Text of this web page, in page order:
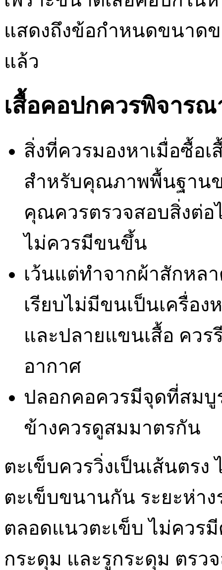
แสดงถึงข้อกำหนดขนาด
แล้ว
เสื้อคอปกควรพิจารณ
สิ่งที่ควรมองหาเมื่อซื้อ
สำหรับคุณภาพพื้นฐานข
คุณควรตรวจสอบสิ่งต่อ
ไม่ควรมีขนขึ้น
เว้นแต่ทำจากผ้าสักหล
เรียบไม่มีขนเป็นเครื่อ
และปลายแขนเสื้อ ควร
อากาศ
ปลอกคอควรมีจุดที่สม
ข้างควรดูสมมาตรกัน
ตะเข็บควรวิ่งเป็นเส้นตรง
ตะเข็บขนานกัน ระยะห่าง
ตลอดแนวตะเข็บ ไม่ควร
กระดุม และรูกระดุม ตรว